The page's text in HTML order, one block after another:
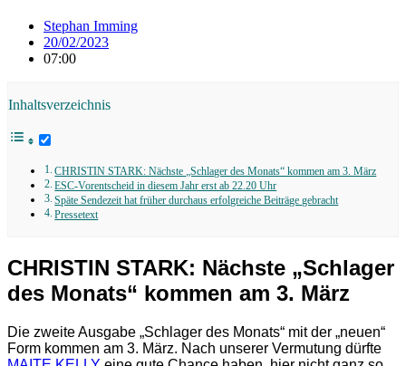
Stephan Imming
20/02/2023
07:00
Inhaltsverzeichnis
CHRISTIN STARK: Nächste „Schlager des Monats“ kommen am 3. März
ESC-Vorentscheid in diesem Jahr erst ab 22.20 Uhr
Späte Sendezeit hat früher durchaus erfolgreiche Beiträge gebracht
Pressetext
CHRISTIN STARK: Nächste „Schlager
des Monats“ kommen am 3. März
Die zweite Ausgabe „Schlager des Monats“ mit der „neuen“
Form kommen am 3. März. Nach unserer Vermutung dürfte